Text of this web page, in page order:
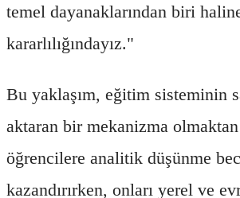
temel dayanaklarından biri
kararlılığındayız."
Bu yaklaşım, eğitim sisteminin
aktaran bir mekanizma
öğrencilere analitik düşünme
kazandırırken, onları yerel ve